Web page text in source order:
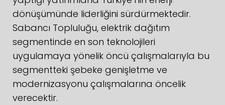
dönüşümünde liderliğini sürdürmektedir.
Sabancı Topluluğu, elektrik dağıtım
segmentinde en son teknolojileri
uygulamaya yönelik öncü çalışmalarıyla bu
segmentteki şebeke genişletme ve
modernizasyonu çalışmalarına öncelik
verecektir.